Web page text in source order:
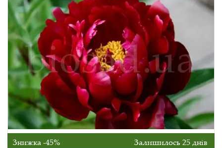
Знижка -45% Залишилось 25 днів